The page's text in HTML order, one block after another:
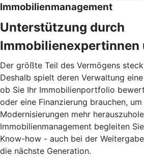
Immobilienmanagement
Unterstützung durch
Immobilienexpertinnen
Der größte Teil des Vermögens
Deshalb spielt deren Verwaltung
ob Sie Ihr Immobilienportfolio
oder eine Finanzierung brauchen,
Modernisierungen mehr
Immobilienmanagement begleiten
Know-how - auch bei der
die nächste Generation.